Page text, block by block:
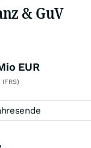
& GuV
EUR